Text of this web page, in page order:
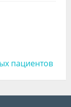
пациентов